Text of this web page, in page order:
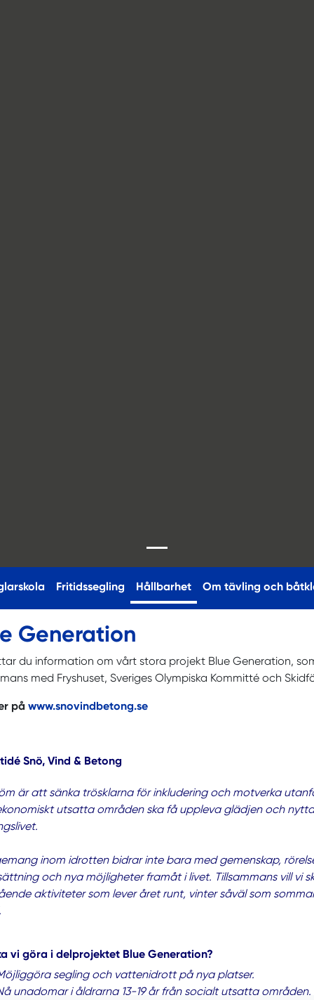
Fritidssegling Hållbarhet(current)
Om tävling och
Generation
du information om vårt stora projekt Blue Generation,
med Fryshuset, Sveriges Olympiska Kommitté och
på www.snovindbetong.se
Snö, Vind & Betong
är att sänka trösklarna för inkludering och motverka
utsatta områden ska få uppleva glädjen och
inom idrotten bidrar inte bara med gemenskap,
och nya möjligheter framåt i livet. Tillsammans vill
aktiviteter som lever året runt, vinter såväl som
vi göra i delprojektet Blue Generation?
segling och vattenidrott på nya platser.
ungdomar i åldrarna 13-19 år från socialt utsatta områden.